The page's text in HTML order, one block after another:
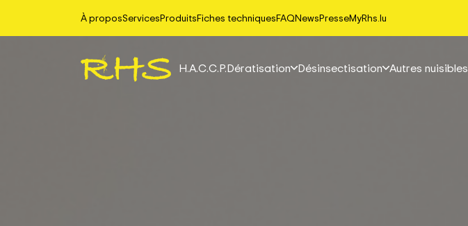
À proposServicesProduitsFiches techniquesFAQNewsPresseMyRhs.lu
H.A.C.C.P.Dératisation Désinsectisation Autres nuisibles